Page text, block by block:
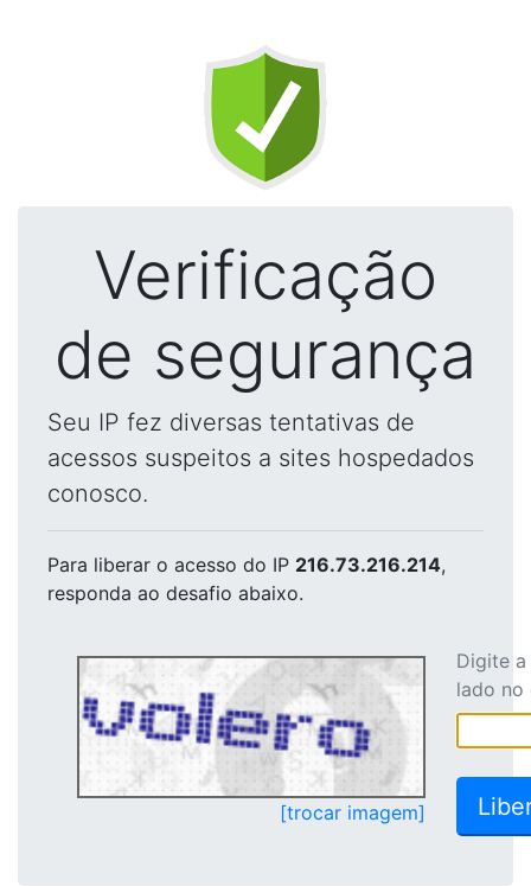
Verificação
de segurança
Seu IP fez diversas tentativas de
acessos suspeitos a sites hospedados
conosco.
Para liberar o acesso do IP 216.73.216.214,
responda ao desafio abaixo.
[trocar imagem]
Digite
lado no